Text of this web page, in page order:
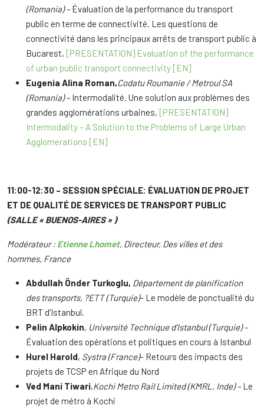
(Romania) –Évaluation de la performance du transport
public en terme de connectivité. Les questions de
connectivité dans les principaux arrêts de transport public à
Bucarest, [PRESENTATION] Evaluation of the performance
of urban public transport connectivity [EN]
Eugenia Alina Roman,Codatu Roumanie / Metroul SA
(Romania) –Intermodalité. Une solution aux problèmes des
grandes agglomérations urbaines, [PRESENTATION]
Intermodality – A Solution to the Problems of Large Urban
Agglomerations [EN]
11:00-12:30 – SESSION SPÉCIALE: ÉVALUATION DE PROJET
ET DE QUALITÉ DE SERVICES DE TRANSPORT PUBLIC
(SALLE « BUENOS-AIRES » )
Modérateur : Etienne Lhomet, Directeur, Des villes et des
hommes, France
Abdullah Önder Turkoglu, Département de planification
des transports, ?ETT (Turquie)– Le modèle de ponctualité du
BRT d’Istanbul.
Pelin Alpkokin, Université Technique d’Istanbul (Turquie) –
Évaluation des opérations et politiques en cours à Istanbul
Hurel Harold, Systra (France)– Retours des impacts des
projets de TCSP en Afrique du Nord
Ved Mani Tiwari,Kochi Metro Rail Limited (KMRL, Inde) –Le
projet de métro à Kochi